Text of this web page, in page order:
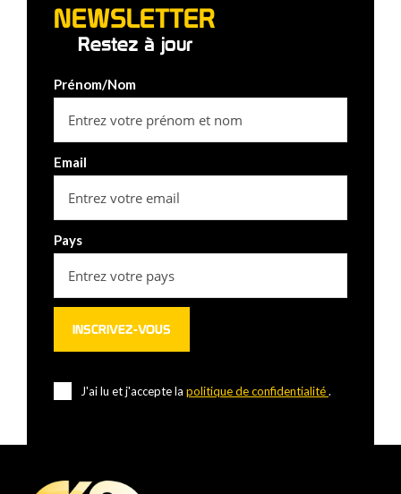
NEWSLETTER
Restez à jour
Prénom/Nom
Email
Pays
J'ai lu et j'accepte la politique de confidentialité.